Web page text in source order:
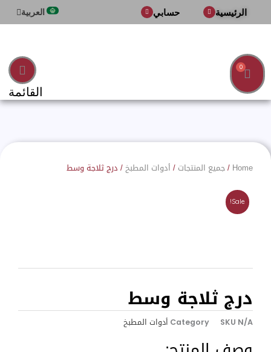
to
الرئيسية حسابي العربية
English
Cart
القائمة
Home
/جميع المنتجات / أدوات المطبخ/ درج ثلاجة وسط
Sale!
درج ثلاجة وسط
SKU N/A
Category أدوات المطبخ